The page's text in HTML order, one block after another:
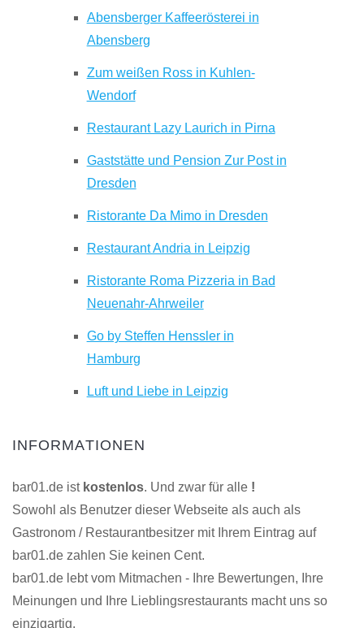
Abensberger Kaffeerösterei in
Abensberg
Zum weißen Ross in Kuhlen-
Wendorf
Restaurant Lazy Laurich in Pirna
Gaststätte und Pension Zur Post in
Dresden
Ristorante Da Mimo in Dresden
Restaurant Andria in Leipzig
Ristorante Roma Pizzeria in Bad
Neuenahr-Ahrweiler
Go by Steffen Henssler in
Hamburg
Luft und Liebe in Leipzig
INFORMATIONEN
bar01.de ist kostenlos. Und zwar für alle !
Sowohl als Benutzer dieser Webseite als auch als
Gastronom / Restaurantbesitzer mit Ihrem Eintrag auf
bar01.de zahlen Sie keinen Cent.
bar01.de lebt vom Mitmachen - Ihre Bewertungen, Ihre
Meinungen und Ihre Lieblingsrestaurants macht uns so
einzigartig.